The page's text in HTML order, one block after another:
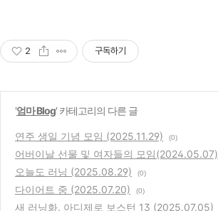
2 구독하기
'엄마 Blog' 카테고리의 다른 글
연주 생일 기념 모임 (2025.11.29) (0)
어버이날 선물 및 여자들의 모임(2024.05.07)
오늘도 러닝 (2025.08.29) (0)
다이어트 중 (2025.07.20) (0)
새 러닝화. 아디제로 보스턴 13 (2025.07.05)